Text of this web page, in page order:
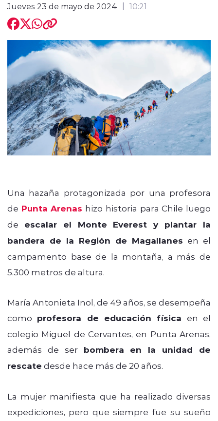
modo claro
Jueves 23 de mayo de 2024 10:21
Una hazaña protagonizada por una profesora
de Punta Arenas hizo historia para Chile luego
de escalar el Monte Everest y plantar la
bandera de la Región de Magallanes en el
campamento base de la montaña, a más de
5.300 metros de altura.
María Antonieta Inol, de 49 años, se desempeña
como profesora de educación física en el
colegio Miguel de Cervantes, en Punta Arenas,
además de ser bombera en la unidad de
rescate desde hace más de 20 años.
La mujer manifiesta que ha realizado diversas
expediciones, pero que siempre fue su sueño